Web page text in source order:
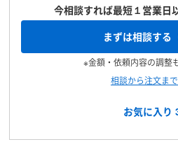
今相談すれば最短１営業日
まずは相談する
※金額・依頼内容の調整
相談から注文ま
お気に入り